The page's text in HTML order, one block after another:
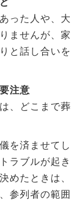
った人や、
ませんが、
と話し合い
注意
、どこまで
を済ませて
ラブルが起
めたときは
参列者の範